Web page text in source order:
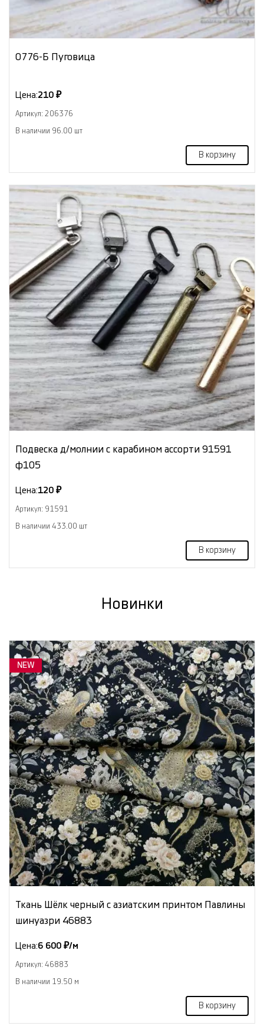
0776-Б Пуговица
Цена:210 ₽
Артикул: 206376
В наличии 96.00 шт
В корзину
Подвеска д/молнии с карабином ассорти 91591
ф105
Цена:120 ₽
Артикул: 91591
В наличии 433.00 шт
В корзину
Новинки
NEW
Ткань Шёлк черный с азиатским принтом Павлины
шинуазри 46883
Цена:6 600 ₽/м
Артикул: 46883
В наличии 19.50 м
В корзину